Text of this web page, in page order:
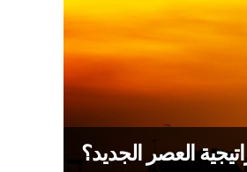
العصر الجديد؟